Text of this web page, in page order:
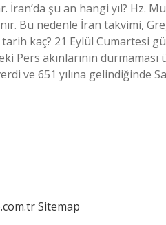
şu an hangi yıl? Hz.
Bu nedenle İran takvimi,
kaç? 21 Eylül Cumartesi
Pers akınlarının
ve 651 yılına gelindiğinde
Sitemap